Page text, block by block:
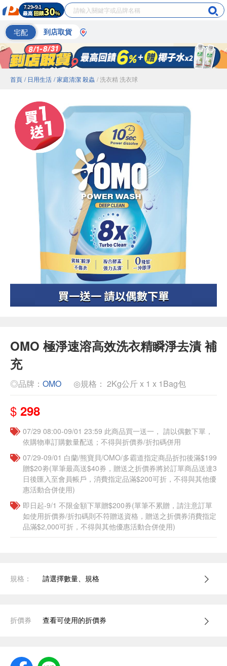
宅配 到店取貨
首頁 / 日用生活 / 家庭清潔 殺蟲 / 洗衣精 洗衣球
OMO 極淨速溶高效洗衣精瞬淨去漬 補
充
◎品牌： OMO ◎規格： 2Kg公斤 x 1 x 1Bag包
$ 298
07/29 08:00-09/01 23:59 此商品買一送一， 請以偶數下單，
依購物車訂購數量配送；不得與折價券/折扣碼併用
07/29-09/01 白蘭/熊寶貝/OMO/多霸道指定商品折扣後滿$199
贈$20劵(單筆最高送$40券，贈送之折價券將於訂單商品送達3
日後匯入至會員帳戶，消費指定品滿$200可折，不得與其他優
惠活動合併使用)
即日起-9/1 不限金額下單贈$200券(單筆不累贈，請注意訂單
如使用折價券/折扣碼則不符贈送資格，贈送之折價券消費指定
品滿$2,000可折，不得與其他優惠活動合併使用)
規格： 請選擇數量、規格
折價券 查看可使用的折價券